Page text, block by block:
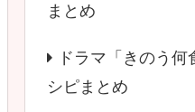
まとめ
ドラマ「きのう
シピまとめ